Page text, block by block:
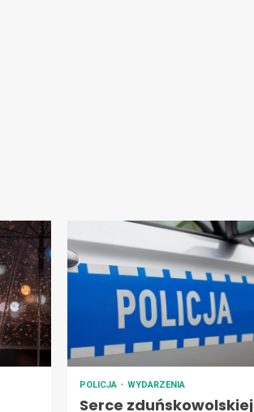
POLICJA WYDARZENIA
Serce zduńskowolskiej